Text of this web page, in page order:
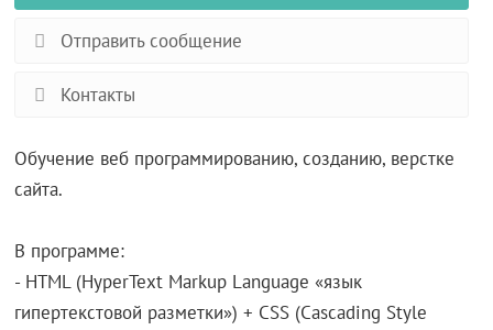
Отправить сообщение
Контакты
Обучение веб программированию, созданию, верстке
сайта.
В программе:
- HTML (HyperText Markup Language «язык
гипертекстовой разметки») + CSS (Cascading Style